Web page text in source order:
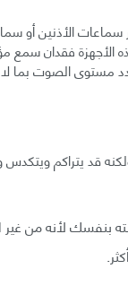
الأذنين أو
فقدان سمع
قد يتراكم ويتكدس
بنفسك لأنه من